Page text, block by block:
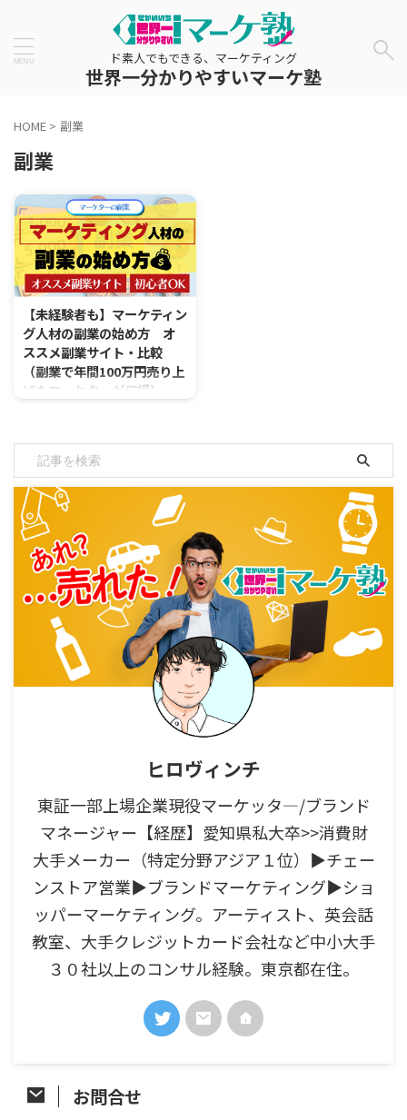
ド素人でもできる、マーケティング
世界一分かりやすいマーケ塾
HOME > 副業
副業
【未経験者も】マーケティン
グ人材の副業の始め方 オ
ススメ副業サイト・比較
（副業で年間100万円売り上
げたマーケターが伝授）
す。 筆者は、本業は消費財メー
カーに勤めながら、副業サイトコ
コナラで年間１００万円を売り上
げています。 マーケティング戦略
カテゴリーで９６０サービス中
TOP３※にランクインしている筆
者が、あなたの副業をスタートす
る手引きをご紹介いたします。
※本記事執筆時点
（2022.03.31） マーケティング
は、副業で大いに稼げる職種 マ
ーケティング人材は、圧倒的に人
材不足 あなたがマーケティング
人材（マーケター）なら、今すぐ
副業を始めるべきです。 マーケ
ヒロヴィンチ
東証一部上場企業現役マーケッタ―/ブランド
マネージャー【経歴】愛知県私大卒>>消費財
大手メーカー（特定分野アジア１位）▶チェー
ンストア営業▶ブランドマーケティング▶ショ
ッパーマーケティング。アーティスト、英会話
教室、大手クレジットカード会社など中小大手
３０社以上のコンサル経験。東京都在住。
お問合せ